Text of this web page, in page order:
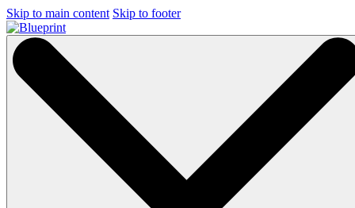
Skip to main content Skip to footer